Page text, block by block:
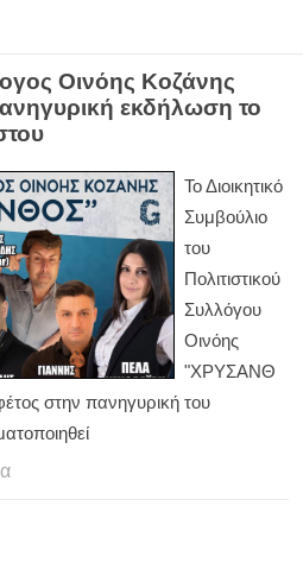
Οινόης Κοζάνης
εκδήλωση το
Το Διοικητικό
Συμβούλιο
του
Πολιτιστικού
Συλλόγου
Οινόης
"ΧΡΥΣΑΝΘ
στην πανηγυρική του